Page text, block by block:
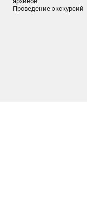
Проведение экскурсий